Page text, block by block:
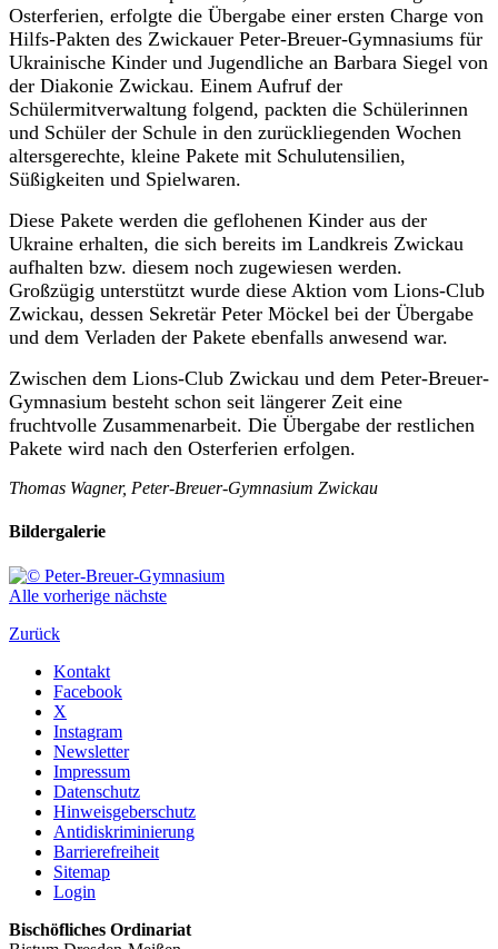
Osterferien, erfolgte die Übergabe einer ersten Charge von
Hilfs-Pakten des Zwickauer Peter-Breuer-Gymnasiums für
Ukrainische Kinder und Jugendliche an Barbara Siegel von
der Diakonie Zwickau. Einem Aufruf der
Schülermitverwaltung folgend, packten die Schülerinnen
und Schüler der Schule in den zurückliegenden Wochen
altersgerechte, kleine Pakete mit Schulutensilien,
Süßigkeiten und Spielwaren.
Diese Pakete werden die geflohenen Kinder aus der
Ukraine erhalten, die sich bereits im Landkreis Zwickau
aufhalten bzw. diesem noch zugewiesen werden.
Großzügig unterstützt wurde diese Aktion vom Lions-Club
Zwickau, dessen Sekretär Peter Möckel bei der Übergabe
und dem Verladen der Pakete ebenfalls anwesend war.
Zwischen dem Lions-Club Zwickau und dem Peter-Breuer-
Gymnasium besteht schon seit längerer Zeit eine
fruchtvolle Zusammenarbeit. Die Übergabe der restlichen
Pakete wird nach den Osterferien erfolgen.
Thomas Wagner, Peter-Breuer-Gymnasium Zwickau
Bildergalerie
Alle vorherige nächste
Zurück
Kontakt
Facebook
X
Instagram
Newsletter
Impressum
Datenschutz
Hinweisgeberschutz
Antidiskriminierung
Barrierefreiheit
Sitemap
Login
Bischöfliches Ordinariat